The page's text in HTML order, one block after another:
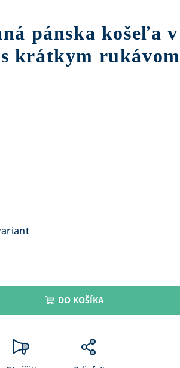
pánska košeľa v
krátkym rukávom
DO KOŠÍKA